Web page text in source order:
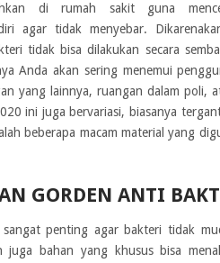
di rumah sakit guna
agar tidak menyebar.
tidak bisa dilakukan secara
Anda akan sering menemui
yang lainnya, ruangan dalam poli,
ini juga bervariasi, biasanya
beberapa macam material yang
GORDEN ANTI
penting agar bakteri tidak
juga bahan yang khusus bisa